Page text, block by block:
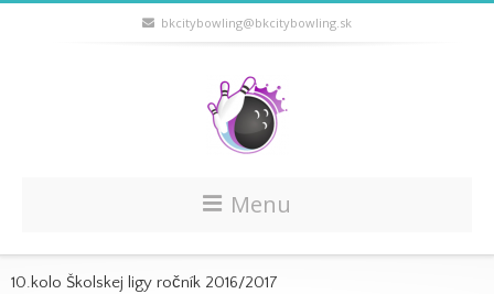
bkcitybowling@bkcitybowling.sk
Menu
10.kolo Školskej ligy ročník 2016/2017